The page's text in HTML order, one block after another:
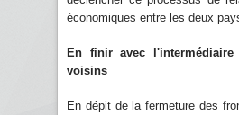
économiques entre les deux
En finir avec l'intermédiaire
voisins
En dépit de la fermeture des